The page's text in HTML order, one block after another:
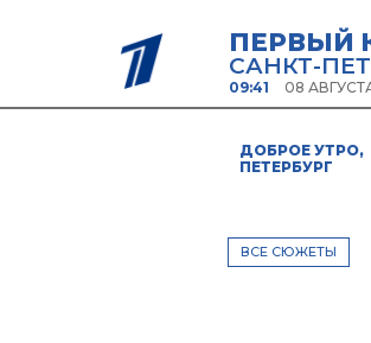
ПЕРВЫЙ
САНКТ-
09:41 08
ДОБРОЕ УТРО,
ПЕТЕРБУРГ
ВСЕ СЮЖЕТЫ